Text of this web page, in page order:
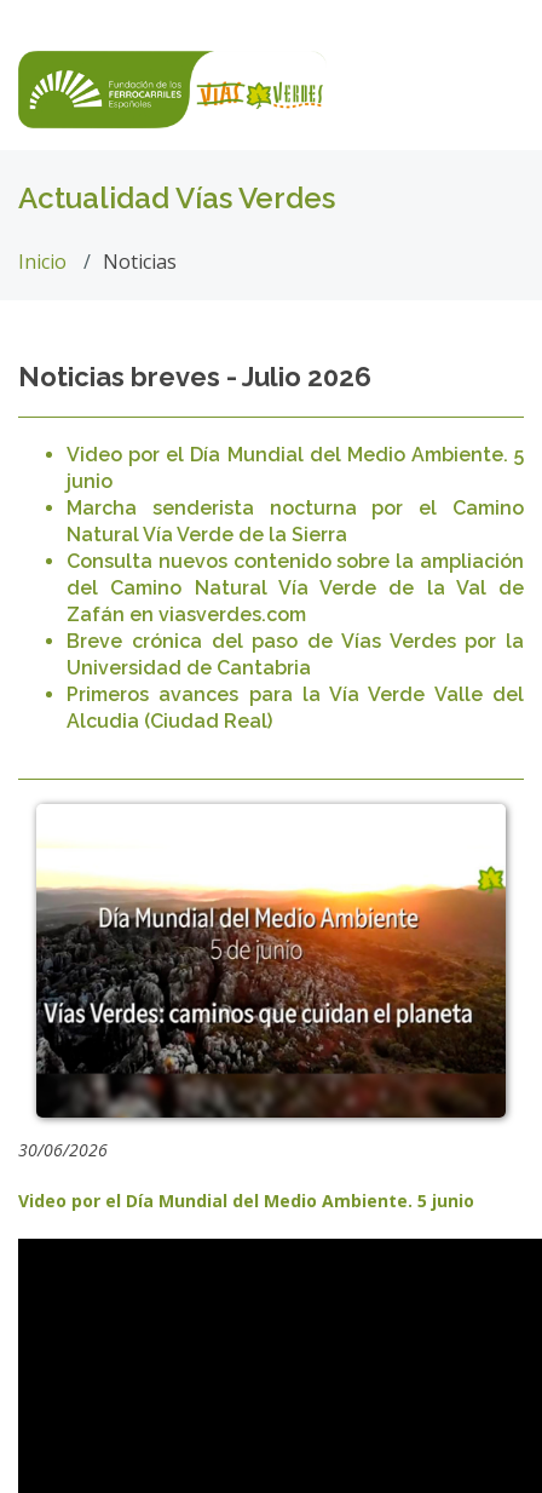
Actualidad Vías Verdes
Inicio Noticias
Noticias breves - Julio 2026
Video por el Día Mundial del Medio Ambiente. 5
junio
Marcha senderista nocturna por el Camino
Natural Vía Verde de la Sierra
Consulta nuevos contenido sobre la ampliación
del Camino Natural Vía Verde de la Val de
Zafán en viasverdes.com
Breve crónica del paso de Vías Verdes por la
Universidad de Cantabria
Primeros avances para la Vía Verde Valle del
Alcudia (Ciudad Real)
30/06/2026
Video por el Día Mundial del Medio Ambiente. 5 junio